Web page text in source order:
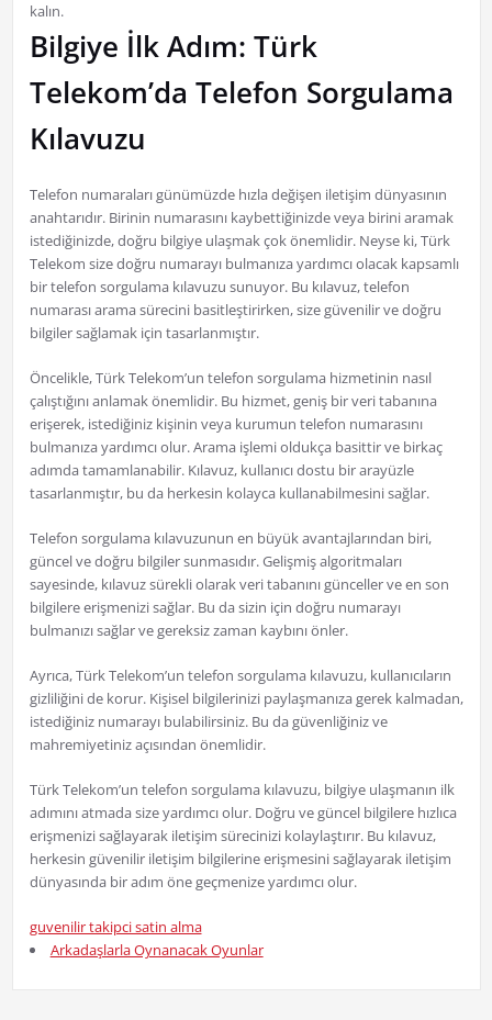
kalın.
Bilgiye İlk Adım: Türk
Telekom’da Telefon Sorgulama
Kılavuzu
Telefon numaraları günümüzde hızla değişen iletişim dünyasının
anahtarıdır. Birinin numarasını kaybettiğinizde veya birini aramak
istediğinizde, doğru bilgiye ulaşmak çok önemlidir. Neyse ki, Türk
Telekom size doğru numarayı bulmanıza yardımcı olacak kapsamlı
bir telefon sorgulama kılavuzu sunuyor. Bu kılavuz, telefon
numarası arama sürecini basitleştirirken, size güvenilir ve doğru
bilgiler sağlamak için tasarlanmıştır.
Öncelikle, Türk Telekom’un telefon sorgulama hizmetinin nasıl
çalıştığını anlamak önemlidir. Bu hizmet, geniş bir veri tabanına
erişerek, istediğiniz kişinin veya kurumun telefon numarasını
bulmanıza yardımcı olur. Arama işlemi oldukça basittir ve birkaç
adımda tamamlanabilir. Kılavuz, kullanıcı dostu bir arayüzle
tasarlanmıştır, bu da herkesin kolayca kullanabilmesini sağlar.
Telefon sorgulama kılavuzunun en büyük avantajlarından biri,
güncel ve doğru bilgiler sunmasıdır. Gelişmiş algoritmaları
sayesinde, kılavuz sürekli olarak veri tabanını günceller ve en son
bilgilere erişmenizi sağlar. Bu da sizin için doğru numarayı
bulmanızı sağlar ve gereksiz zaman kaybını önler.
Ayrıca, Türk Telekom’un telefon sorgulama kılavuzu, kullanıcıların
gizliliğini de korur. Kişisel bilgilerinizi paylaşmanıza gerek kalmadan,
istediğiniz numarayı bulabilirsiniz. Bu da güvenliğiniz ve
mahremiyetiniz açısından önemlidir.
Türk Telekom’un telefon sorgulama kılavuzu, bilgiye ulaşmanın ilk
adımını atmada size yardımcı olur. Doğru ve güncel bilgilere hızlıca
erişmenizi sağlayarak iletişim sürecinizi kolaylaştırır. Bu kılavuz,
herkesin güvenilir iletişim bilgilerine erişmesini sağlayarak iletişim
dünyasında bir adım öne geçmenize yardımcı olur.
guvenilir takipci satin alma
Arkadaşlarla Oynanacak Oyunlar